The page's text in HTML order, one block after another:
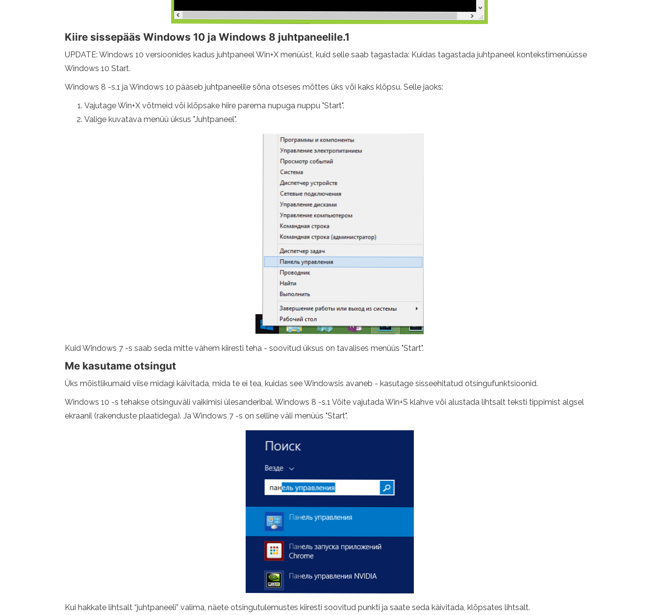
Kiire sissepääs Windows 10 ja Windows 8 juhtpaneelile.1
UPDATE: Windows 10 versioonides kadus juhtpaneel Win+X menüüst, kuid selle saab tagastada: Kuidas tagastada juhtpaneel kontekstimenüüsse
Windows 10 Start.
Windows 8 -s.1 ja Windows 10 pääseb juhtpaneelile sõna otseses mõttes üks või kaks klõpsu. Selle jaoks:
Vajutage Win+X võtmeid või klõpsake hiire parema nupuga nuppu "Start".
Valige kuvatava menüü üksus "Juhtpaneel".
Kuid Windows 7 -s saab seda mitte vähem kiiresti teha - soovitud üksus on tavalises menüüs "Start".
Me kasutame otsingut
Üks mõistlikumaid viise midagi käivitada, mida te ei tea, kuidas see Windowsis avaneb - kasutage sisseehitatud otsingufunktsioonid.
Windows 10 -s tehakse otsinguväli vaikimisi ülesanderibal. Windows 8 -s.1 Võite vajutada Win+S klahve või alustada lihtsalt teksti tippimist algsel
ekraanil (rakenduste plaatidega). Ja Windows 7 -s on selline väli menüüs "Start".
Kui hakkate lihtsalt “juhtpaneeli” valima, näete otsingutulemustes kiiresti soovitud punkti ja saate seda käivitada, klõpsates lihtsalt.